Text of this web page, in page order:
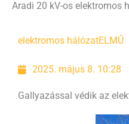
Aradi 20 kV-os elektromos
elektromos hálózatELMŰ
2025. május 8. 10:28
Gallyazással védik az